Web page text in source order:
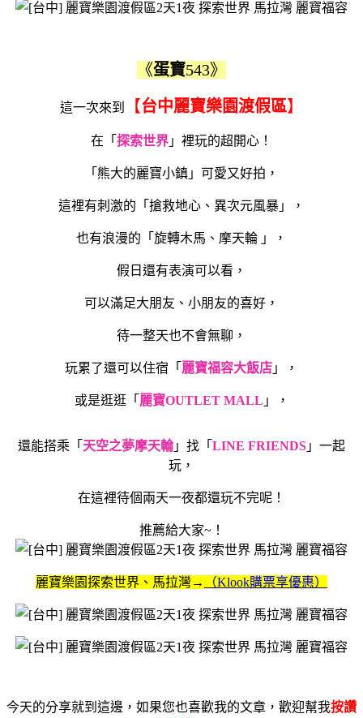
《蛋寶543》
這一次來到 【台中麗寶樂園渡假區】
在「 探索世界 」裡玩的超開心！
「熊大的麗寶小鎮」可愛又好拍，
這裡有刺激的「搶救地心、異次元風暴」，
也有浪漫的「旋轉木馬、摩天輪 」，
假日還有表演可以看，
可以滿足大朋友、小朋友的喜好，
待一整天也不會無聊，
玩累了還可以住宿「 麗寶福容大飯店 」，
或是逛逛「 麗寶OUTLET MALL 」，
還能搭乘「 天空之夢摩天輪」找「 LINE FRIENDS 」一起
玩，
在這裡待個兩天一夜都還玩不完呢！
推薦給大家~！
麗寶樂園探索世界、馬拉灣→ （Klook購票享優惠）
今天的分享就到這邊，如果您也喜歡我的文章，歡迎幫我按讚